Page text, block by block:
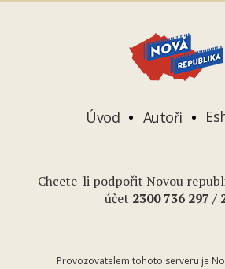
Úvod Autoři
Chcete-li podpořit Novou
účet 2300 736 297 /
Provozovatelem tohoto serveru je